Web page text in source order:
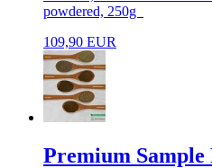
powdered, 250g
109,90 EUR
Premium Sample